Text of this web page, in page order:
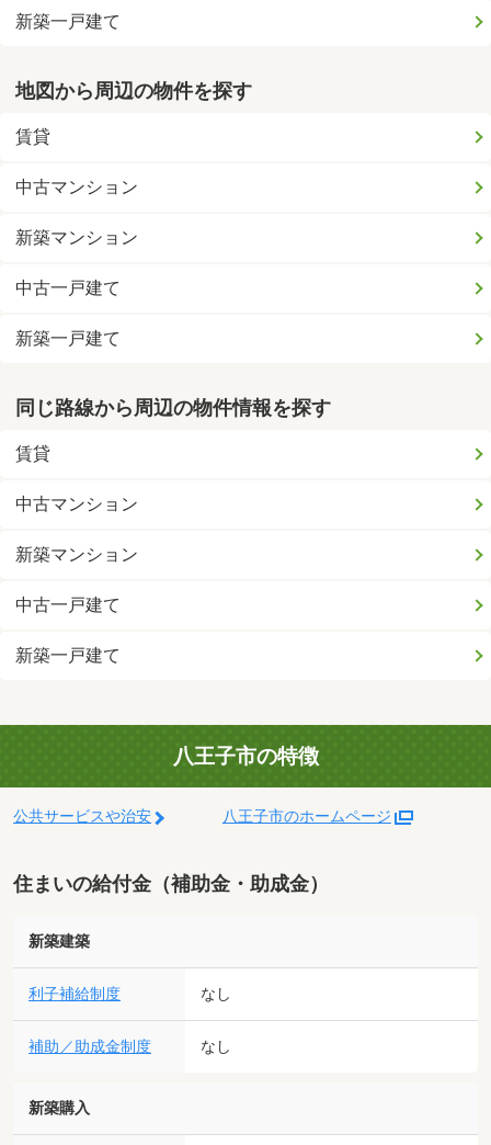
新築一戸建て
地図から周辺の物件を探す
賃貸
中古マンション
新築マンション
中古一戸建て
新築一戸建て
同じ路線から周辺の物件情報を探す
賃貸
中古マンション
新築マンション
中古一戸建て
新築一戸建て
八王子市の特徴
公共サービスや治安 八王子市のホームページ
住まいの給付金（補助金・助成金）
新築建築
利子補給制度 なし
補助／助成金制度 なし
新築購入